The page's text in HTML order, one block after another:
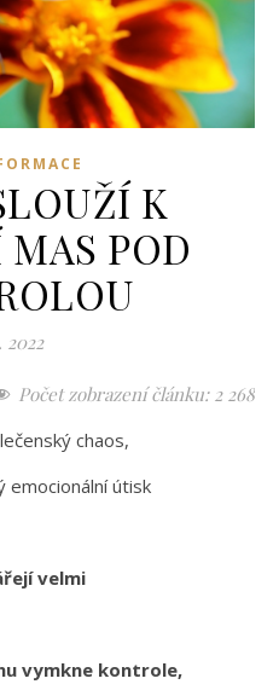
K
POD
2022
Počet zobrazení článku: 2 268
chaos,
útisk
velmi
vymkne kontrole,